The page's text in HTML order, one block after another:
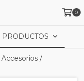
0
PRODUCTOS
Accesorios /